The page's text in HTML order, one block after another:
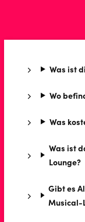
Was ist
Wo
Was
Was ist
Lounge?
Gibt es
Musical-